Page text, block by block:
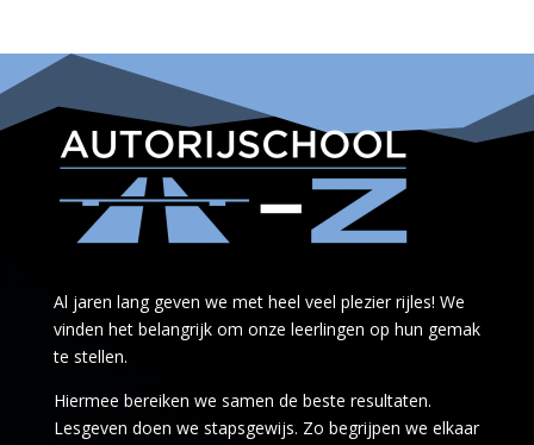
Al jaren lang geven we met heel veel plezier rijles! We
vinden het belangrijk om onze leerlingen op hun gemak
te stellen.
Hiermee bereiken we samen de beste resultaten.
Lesgeven doen we stapsgewijs. Zo begrijpen we elkaar